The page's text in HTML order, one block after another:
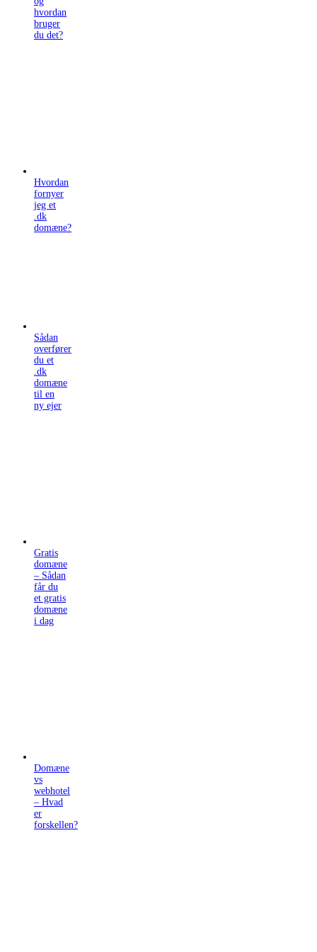
hvordan
bruger
du det?
Hvordan
fornyer
jeg et
.dk
domæne?
Sådan
overfører
du et
.dk
domæne
til en
ny ejer
Gratis
domæne
– Sådan
får du
et gratis
domæne
i dag
Domæne
vs
webhotel
– Hvad
er
forskellen?